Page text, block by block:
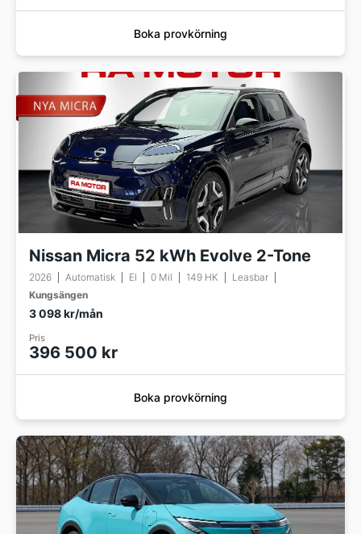
Boka provkörning
Nissan Micra 52 kWh Evolve 2-Tone
2026 Automatisk El 0 Mil 149 HK
Leasbar
Kungsängen
3 098 kr/mån
Pris
396 500 kr
Boka provkörning